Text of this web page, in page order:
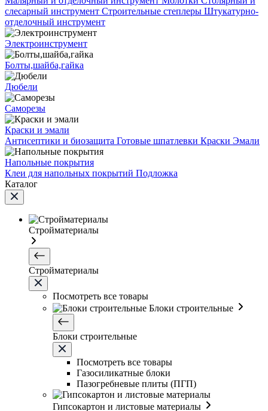
слесарный инструмент Строительные степлеры Штукатурно-
отделочный инструмент
Электроинструмент
Болты,шайба,гайка
Дюбели
Саморезы
Краски и эмали
Антисептики и биозащита Готовые шпатлевки Краски Эмали
Напольные покрытия
Клеи для напольных покрытий Подложка
Каталог
Стройматериалы
Стройматериалы
Посмотреть все товары
Блоки строительные
Блоки строительные
Посмотреть все товары
Газосиликатные блоки
Пазогребневые плиты (ПГП)
Гипсокартон и листовые материалы